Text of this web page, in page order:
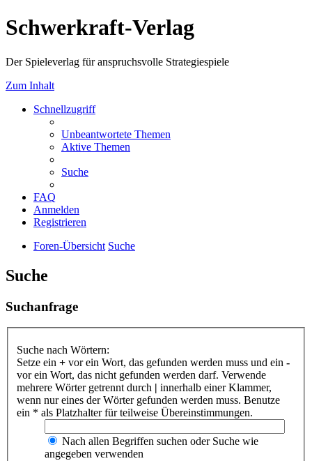
Schwerkraft-Verlag
Der Spieleverlag für anspruchsvolle Strategiespiele
Zum Inhalt
Schnellzugriff
Unbeantwortete Themen
Aktive Themen
Suche
FAQ
Anmelden
Registrieren
Foren-Übersicht Suche
Suche
Suchanfrage
Suche nach Wörtern:
Setze ein + vor ein Wort, das gefunden werden muss und ein -
vor ein Wort, das nicht gefunden werden darf. Verwende
mehrere Wörter getrennt durch | innerhalb einer Klammer,
wenn nur eines der Wörter gefunden werden muss. Benutze
ein * als Platzhalter für teilweise Übereinstimmungen.
Nach allen Begriffen suchen oder Suche wie
angegeben verwenden